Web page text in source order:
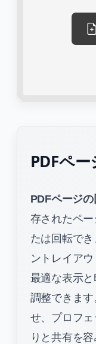
PDFペ
PDFページ
存されたペ
たは回転で
ントレイア
最適な表示
調整できま
せ、プロフ
りと共有を容